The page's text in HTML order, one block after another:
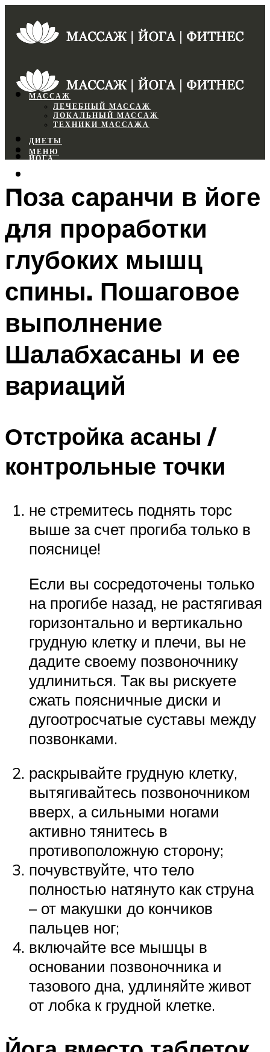
МАССАЖ
ЛЕЧЕБНЫЙ МАССАЖ
ЛОКАЛЬНЫЙ МАССАЖ
ТЕХНИКИ МАССАЖА
ДИЕТЫ
ЙОГА
ФИТНЕС
МЕНЮ
МЕНЮ
Поза саранчи в йоге
для проработки
глубоких мышц
спины. Пошаговое
выполнение
Шалабхасаны и ее
вариаций
Отстройка асаны /
контрольные точки
не стремитесь поднять торс
выше за счет прогиба только в
пояснице!
Если вы сосредоточены только
на прогибе назад, не растягивая
горизонтально и вертикально
грудную клетку и плечи, вы не
дадите своему позвоночнику
удлиниться. Так вы рискуете
сжать поясничные диски и
дугоотросчатые суставы между
позвонками.
раскрывайте грудную клетку,
вытягивайтесь позвоночником
вверх, а сильными ногами
активно тянитесь в
противоположную сторону;
почувствуйте, что тело
полностью натянуто как струна
– от макушки до кончиков
пальцев ног;
включайте все мышцы в
основании позвоночника и
тазового дна, удлиняйте живот
от лобка к грудной клетке.